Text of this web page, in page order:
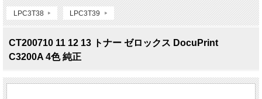
LPC3T38 LPC3T39
CT200710 11 12 13 トナー ゼロックス DocuPrint
C3200A 4色 純正